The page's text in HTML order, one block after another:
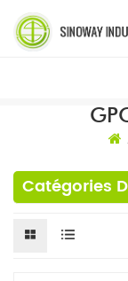
Catégories